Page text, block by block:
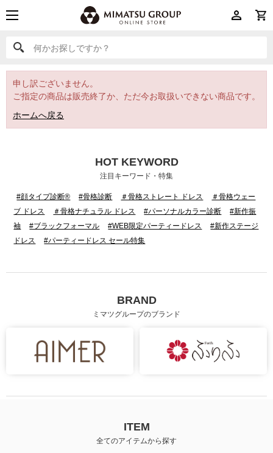
何かお探しですか？
何かお探しですか？
申し訳ございません。
ご指定の商品は販売終了か、ただ今お取扱いできない商品です。
ホームへ戻る
HOT KEYWORD
注目キーワード・特集
#顔タイプ診断® #骨格診断 ＃骨格ストレート ドレス
＃骨格ウェー
ブ ドレス
＃骨格ナチュラル ドレス #パーソナルカラー診断
#新作振
袖
#ブラックフォーマル #WEB限定パーティードレス
#新作ステージ
ドレス
#パーティードレス セール特集
BRAND
ミマツグループのブランド
ITEM
全てのアイテムから探す